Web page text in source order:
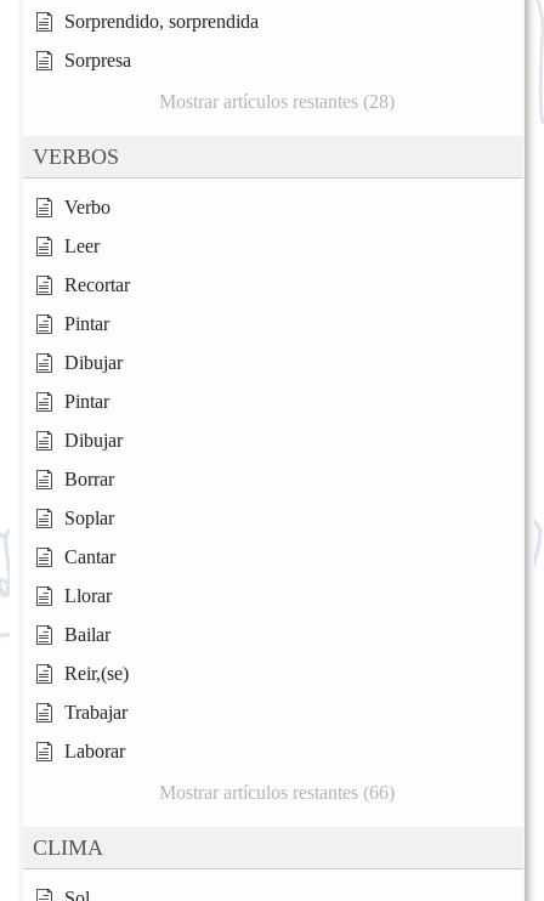
Sorprendido, sorprendida
Sorpresa
Mostrar artículos restantes (28)
VERBOS
Verbo
Leer
Recortar
Pintar
Dibujar
Pintar
Dibujar
Borrar
Soplar
Cantar
Llorar
Bailar
Reir,(se)
Trabajar
Laborar
Mostrar artículos restantes (66)
CLIMA